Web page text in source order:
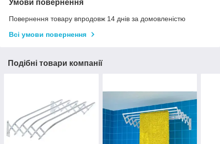
Умови повернення
Повернення товару впродовж 14 днів за домовленістю
Всі умови повернення
Подібні товари компанії